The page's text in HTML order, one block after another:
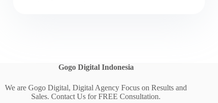
Gogo Digital Indonesia
We are Gogo Digital, Digital Agency Focus on Results and
Sales. Contact Us for FREE Consultation.